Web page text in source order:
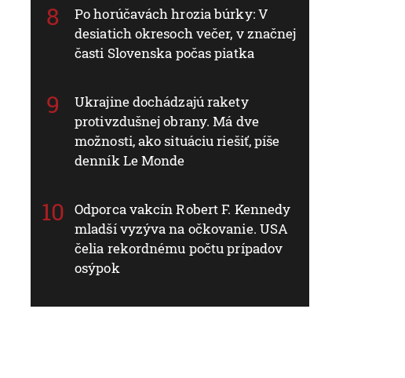
Po horúčavách hrozia búrky: V
desiatich okresoch večer, v značnej
časti Slovenska počas piatka
Ukrajine dochádzajú rakety
protivzdušnej obrany. Má dve
možnosti, ako situáciu riešiť, píše
denník Le Monde
Odporca vakcín Robert F. Kennedy
mladší vyzýva na očkovanie. USA
čelia rekordnému počtu prípadov
osýpok